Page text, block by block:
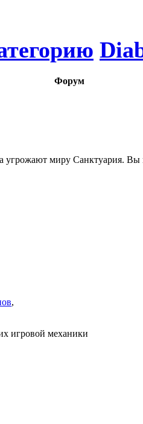
Форум
угрожают миру Санктуария. Вы
,
игровой механики